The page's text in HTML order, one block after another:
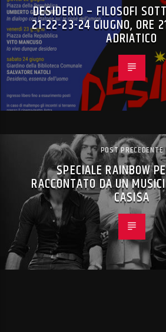
DESIDERIO – FILOSOFI
21-22-23-24 GIUGNO, ORE
ADRIATICO
POST PRECEDENTE
SPECIALE RAINBOW
RACCONTATO DA UN
CASISA